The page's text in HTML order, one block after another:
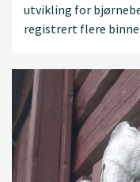
utvikling for
registrert flere